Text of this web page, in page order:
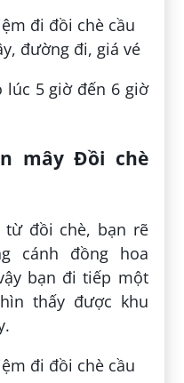
lúc 5 giờ đến 6 giờ
mây Đồi chè
từ đồi chè, bạn rẽ
cánh đồng hoa
bạn đi tiếp một
thấy được khu